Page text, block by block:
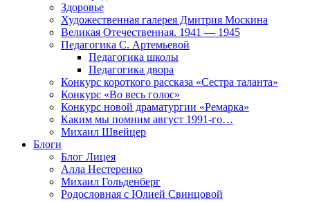
Здоровье
Художественная галерея Дмитрия Москина
Великая Отечественная. 1941 — 1945
Педагогика С. Артемьевой
Педагогика школы
Педагогика двора
Конкурс короткого рассказа «Сестра таланта»
Конкурс «Во весь голос»
Конкурс новой драматургии «Ремарка»
Каким мы помним август 1991-го…
Михаил Швейцер
Блоги
Блог Лицея
Алла Нестеренко
Михаил Гольденберг
Родословная с Юлией Свинцовой